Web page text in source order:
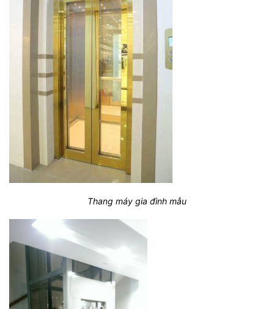
Thang máy gia đình mẫu